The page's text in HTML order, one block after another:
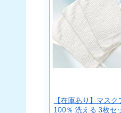
【在庫あり】マス
100％ 洗える 3枚セ